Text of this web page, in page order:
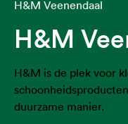
H&M Veenendaal
H&M
H&M is de plek voor
duurzame manier.